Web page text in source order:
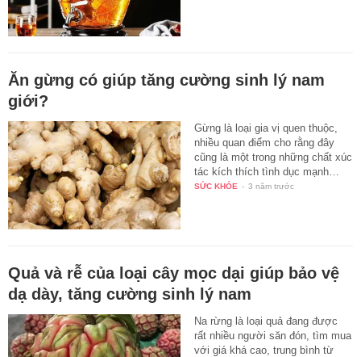
Ăn gừng có giúp tăng cường sinh lý nam
giới?
Gừng là loại gia vị quen thuộc,
nhiều quan điểm cho rằng đây
cũng là một trong những chất xúc
tác kích thích tình dục mạnh…
SỨC KHỎE - 3 năm trước
Quả và rễ của loại cây mọc dại giúp bảo vệ
dạ dày, tăng cường sinh lý nam
Na rừng là loại quả đang được
rất nhiều người săn đón, tìm mua
với giá khá cao, trung bình từ